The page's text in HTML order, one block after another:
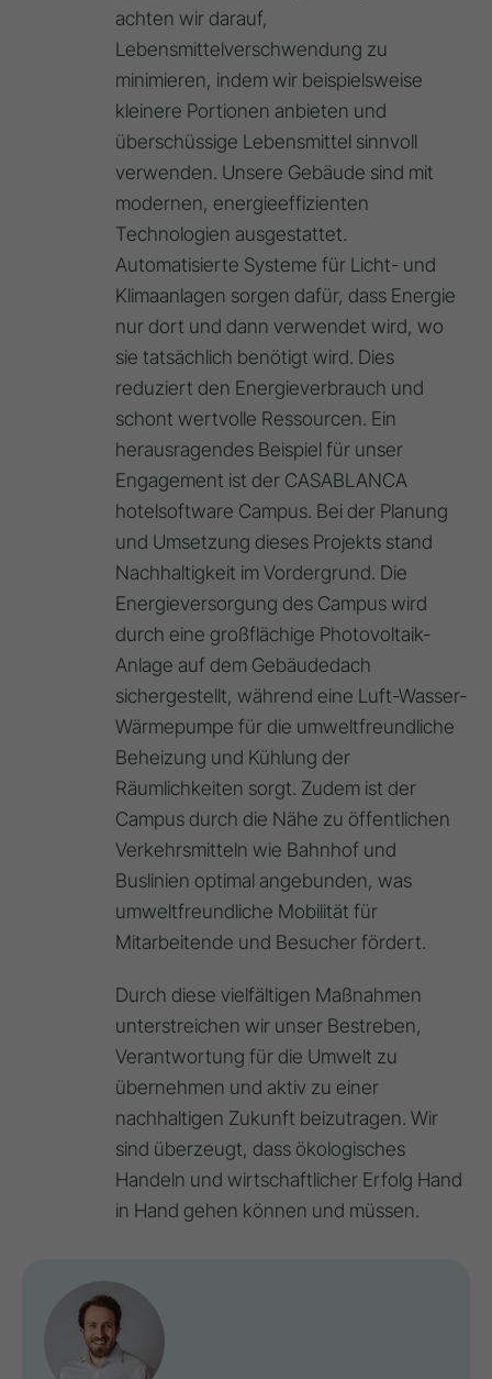
achten wir darauf,
Lebensmittelverschwendung zu
minimieren, indem wir beispielsweise
kleinere Portionen anbieten und
überschüssige Lebensmittel sinnvoll
verwenden. Unsere Gebäude sind mit
modernen, energieeffizienten
Technologien ausgestattet.
Automatisierte Systeme für Licht- und
Klimaanlagen sorgen dafür, dass Energie
nur dort und dann verwendet wird, wo
sie tatsächlich benötigt wird. Dies
reduziert den Energieverbrauch und
schont wertvolle Ressourcen. Ein
herausragendes Beispiel für unser
Engagement ist der CASABLANCA
hotelsoftware Campus. Bei der Planung
und Umsetzung dieses Projekts stand
Nachhaltigkeit im Vordergrund. Die
Energieversorgung des Campus wird
durch eine großflächige Photovoltaik-
Anlage auf dem Gebäudedach
sichergestellt, während eine Luft-Wasser-
Wärmepumpe für die umweltfreundliche
Beheizung und Kühlung der
Räumlichkeiten sorgt. Zudem ist der
Campus durch die Nähe zu öffentlichen
Verkehrsmitteln wie Bahnhof und
Buslinien optimal angebunden, was
umweltfreundliche Mobilität für
Mitarbeitende und Besucher fördert.
Durch diese vielfältigen Maßnahmen
unterstreichen wir unser Bestreben,
Verantwortung für die Umwelt zu
übernehmen und aktiv zu einer
nachhaltigen Zukunft beizutragen. Wir
sind überzeugt, dass ökologisches
Handeln und wirtschaftlicher Erfolg Hand
in Hand gehen können und müssen.